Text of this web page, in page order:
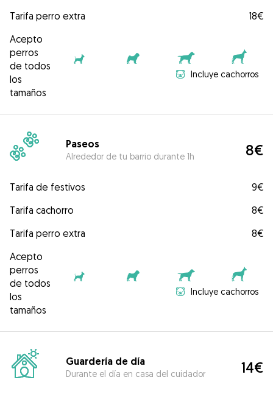
Tarifa perro extra
18€
Acepto
perros
de todos
los
tamaños
Incluye cachorros
Paseos
Alrededor de tu barrio durante 1h 8€
Tarifa de festivos
9€
Tarifa cachorro
8€
Tarifa perro extra
8€
Acepto
perros
de todos
los
tamaños
Incluye cachorros
Guardería de día
Durante el día en casa del cuidador 14€